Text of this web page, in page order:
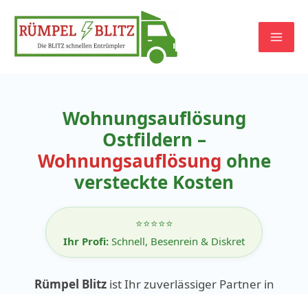
Inhalt
springen
Wohnungsauflösung
Ostfildern –
Wohnungsauflösung ohne
versteckte Kosten
⭐⭐⭐⭐⭐
Ihr Profi: Schnell, Besenrein & Diskret
Rümpel Blitzist Ihr zuverlässiger Partner in